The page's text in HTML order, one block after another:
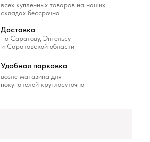
возле магазина для
покупателей круглосуточно
Удобная парковка
всех купленных товаров на наших
складах бессрочно
по Саратову, Энгельсу
и Саратовской области
Доставка